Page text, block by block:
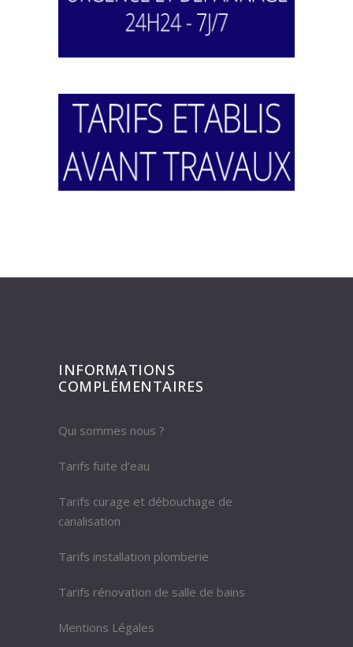
INFORMATIONS
COMPLÉMENTAIRES
Qui sommes nous ?
Tarifs fuite d’eau
Tarifs curage et débouchage de
canalisation
Tarifs installation plomberie
Tarifs rénovation de salle de bains
Mentions Légales